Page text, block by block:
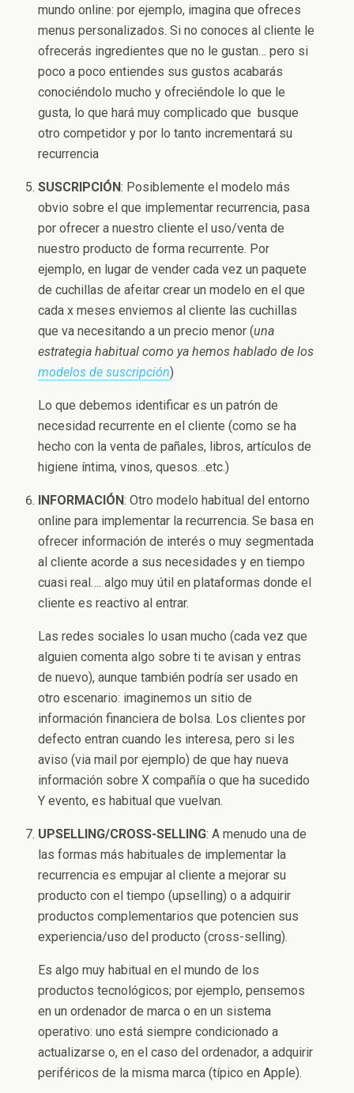
mundo online: por ejemplo, imagina que ofreces
menus personalizados. Si no conoces al cliente le
ofrecerás ingredientes que no le gustan… pero si
poco a poco entiendes sus gustos acabarás
conociéndolo mucho y ofreciéndole lo que le
gusta, lo que hará muy complicado que busque
otro competidor y por lo tanto incrementará su
recurrencia
SUSCRIPCIÓN: Posiblemente el modelo más
obvio sobre el que implementar recurrencia, pasa
por ofrecer a nuestro cliente el uso/venta de
nuestro producto de forma recurrente. Por
ejemplo, en lugar de vender cada vez un paquete
de cuchillas de afeitar crear un modelo en el que
cada x meses enviemos al cliente las cuchillas
que va necesitando a un precio menor (una
estrategia habitual como ya hemos hablado de los
modelos de suscripción)
Lo que debemos identificar es un patrón de
necesidad recurrente en el cliente (como se ha
hecho con la venta de pañales, libros, artículos de
higiene íntima, vinos, quesos…etc.)
INFORMACIÓN: Otro modelo habitual del entorno
online para implementar la recurrencia. Se basa en
ofrecer información de interés o muy segmentada
al cliente acorde a sus necesidades y en tiempo
cuasi real…. algo muy útil en plataformas donde el
cliente es reactivo al entrar.
Las redes sociales lo usan mucho (cada vez que
alguien comenta algo sobre ti te avisan y entras
de nuevo), aunque también podría ser usado en
otro escenario: imaginemos un sitio de
información financiera de bolsa. Los clientes por
defecto entran cuando les interesa, pero si les
aviso (via mail por ejemplo) de que hay nueva
información sobre X compañía o que ha sucedido
Y evento, es habitual que vuelvan.
UPSELLING/CROSS-SELLING: A menudo una de
las formas más habituales de implementar la
recurrencia es empujar al cliente a mejorar su
producto con el tiempo (upselling) o a adquirir
productos complementarios que potencien sus
experiencia/uso del producto (cross-selling).
Es algo muy habitual en el mundo de los
productos tecnológicos; por ejemplo, pensemos
en un ordenador de marca o en un sistema
operativo: uno está siempre condicionado a
actualizarse o, en el caso del ordenador, a adquirir
periféricos de la misma marca (típico en Apple).